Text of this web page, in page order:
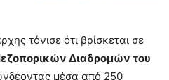
τόνισε ότι βρίσκεται σε
Διαδρομών του
μέσα από 250